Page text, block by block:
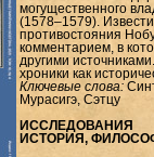
могущественного
(1578–1579).
противостояния
комментарием, в
другими
хроники как
Ключевые слова:
Мурасигэ, Сэтцу
ИССЛЕДОВАНИЯ
ИСТОРИЯ,